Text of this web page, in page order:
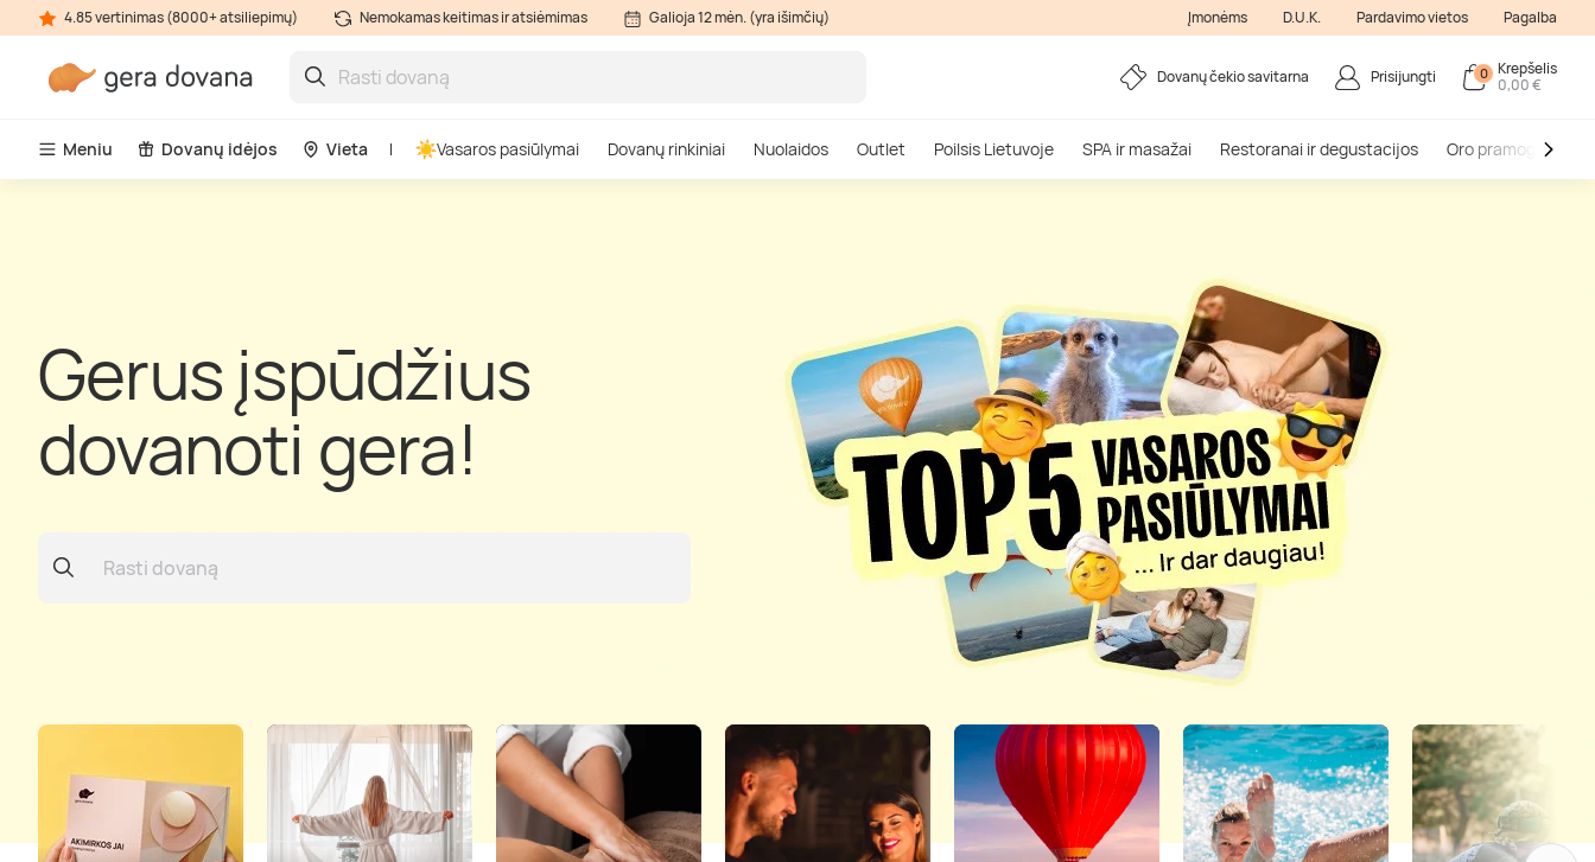
4.85 vertinimas (8000+ atsiliepimų) Nemokamas keitimas ir atsiėmimas Galioja 12 mėn. (yra išimčių) Įmonėms D.U.K. Pardavimo vietos Pagalba
Dovanų čekio savitarna Prisijungti 0 Krepšelis
0,00 €
Meniu Dovanų idėjos Vieta Vasaros pasiūlymai Dovanų rinkiniai Nuolaidos Outlet Poilsis Lietuvoje SPA ir masažai Restoranai ir degustacijos Oro pramogos
Gerus įspūdžius
dovanoti gera!